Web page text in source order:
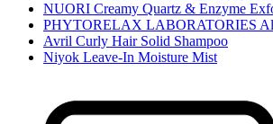
NUORI Creamy Quartz & Enzyme
PHYTORELAX LABORATORIES
Avril Curly Hair Solid Shampoo
Niyok Leave-In Moisture Mist